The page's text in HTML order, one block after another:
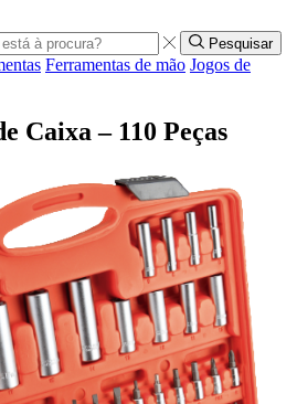
Pesquisar
Ferramentas de mão Jogos de
Caixa – 110 Peças